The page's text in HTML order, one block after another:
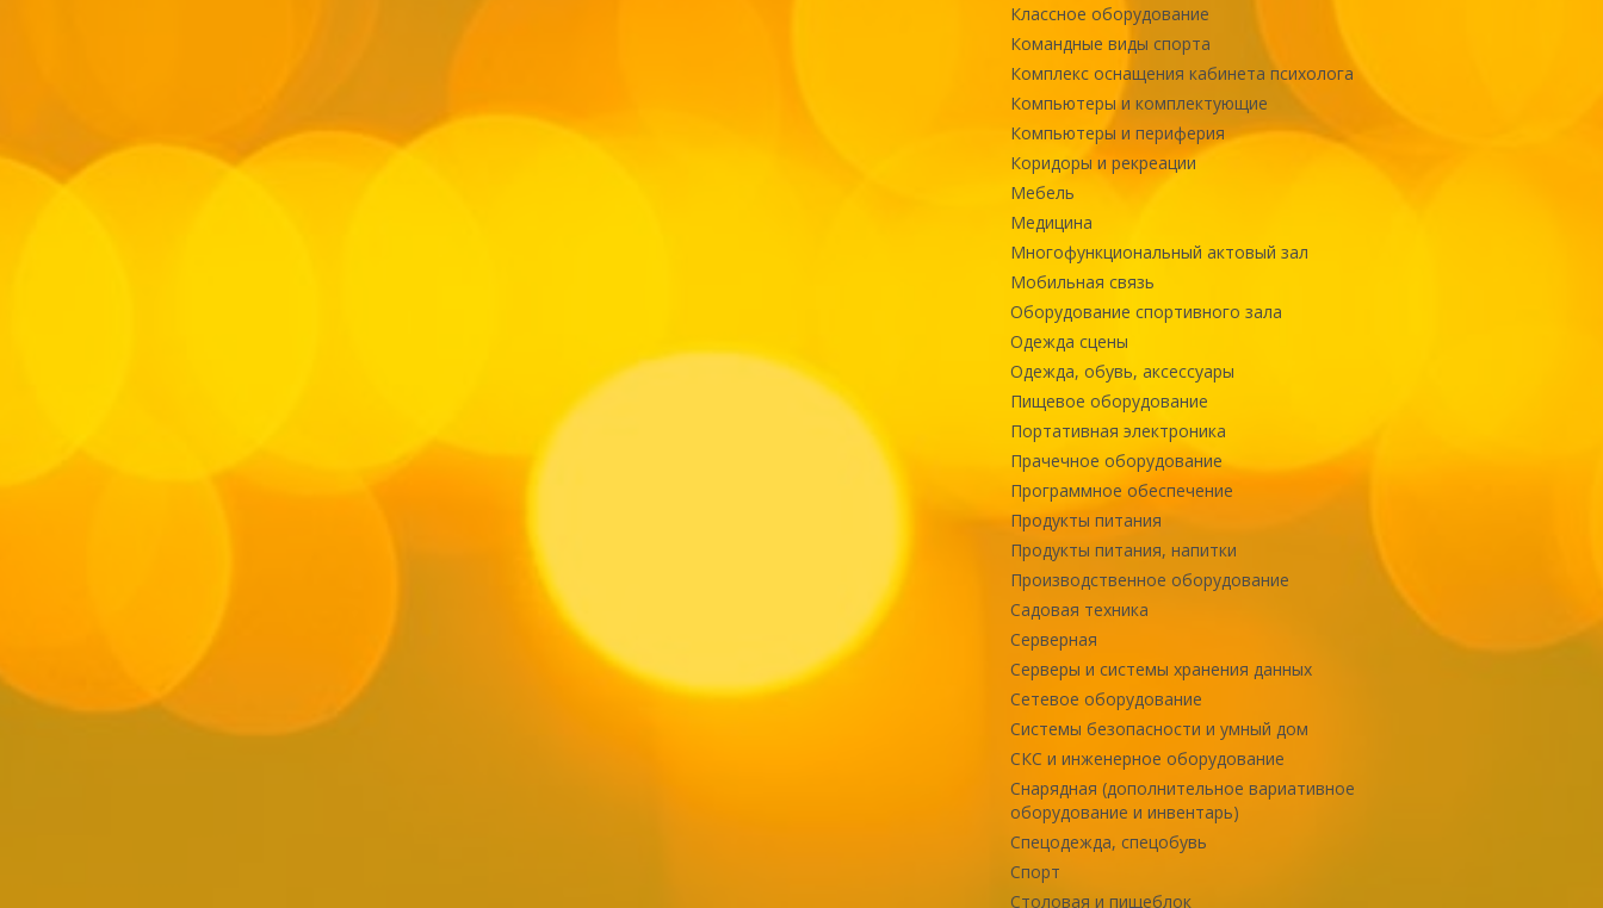
Классное оборудование
Командные виды спорта
Комплекс оснащения кабинета психолога
Компьютеры и комплектующие
Компьютеры и периферия
Коридоры и рекреации
Мебель
Медицина
Многофункциональный актовый зал
Мобильная связь
Оборудование спортивного зала
Одежда сцены
Одежда, обувь, аксессуары
Пищевое оборудование
Портативная электроника
Прачечное оборудование
Программное обеспечение
Продукты питания
Продукты питания, напитки
Производственное оборудование
Садовая техника
Серверная
Серверы и системы хранения данных
Сетевое оборудование
Системы безопасности и умный дом
СКС и инженерное оборудование
Снарядная (дополнительное вариативное
оборудование и инвентарь)
Спецодежда, спецобувь
Спорт
Столовая и пищеблок